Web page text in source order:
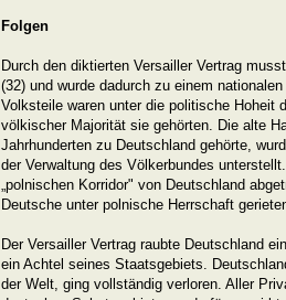
Folgen
Durch den diktierten Versailler Vertrag
(32) und wurde dadurch zu einem
Volksteile waren unter die politische Hoheit
völkischer Majorität sie gehörten. Die alte
Jahrhunderten zu Deutschland gehörte,
der Verwaltung des Völkerbundes
„polnischen Korridor" von Deutschland
Deutsche unter polnische Herrschaft
Der Versailler Vertrag raubte Deutschland
ein Achtel seines Staatsgebiets.
der Welt, ging vollständig verloren. Aller